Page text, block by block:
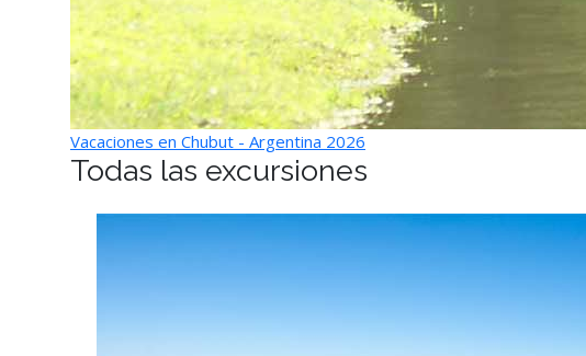
Vacaciones en Chubut - Argentina 2026
Todas las excursiones